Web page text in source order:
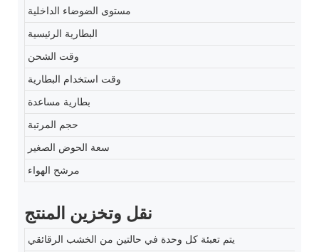
مستوى الضوضاء الداخلية
البطارية الرئيسية
وقت الشحن
وقت استخدام البطارية
بطارية مساعدة
حجم المرتبة
سعة الحوض الصغير
مرشح الهواء
نقل وتخزين المنتج
يتم تعبئة كل وحدة في حالتين من الخشب الرقائقي